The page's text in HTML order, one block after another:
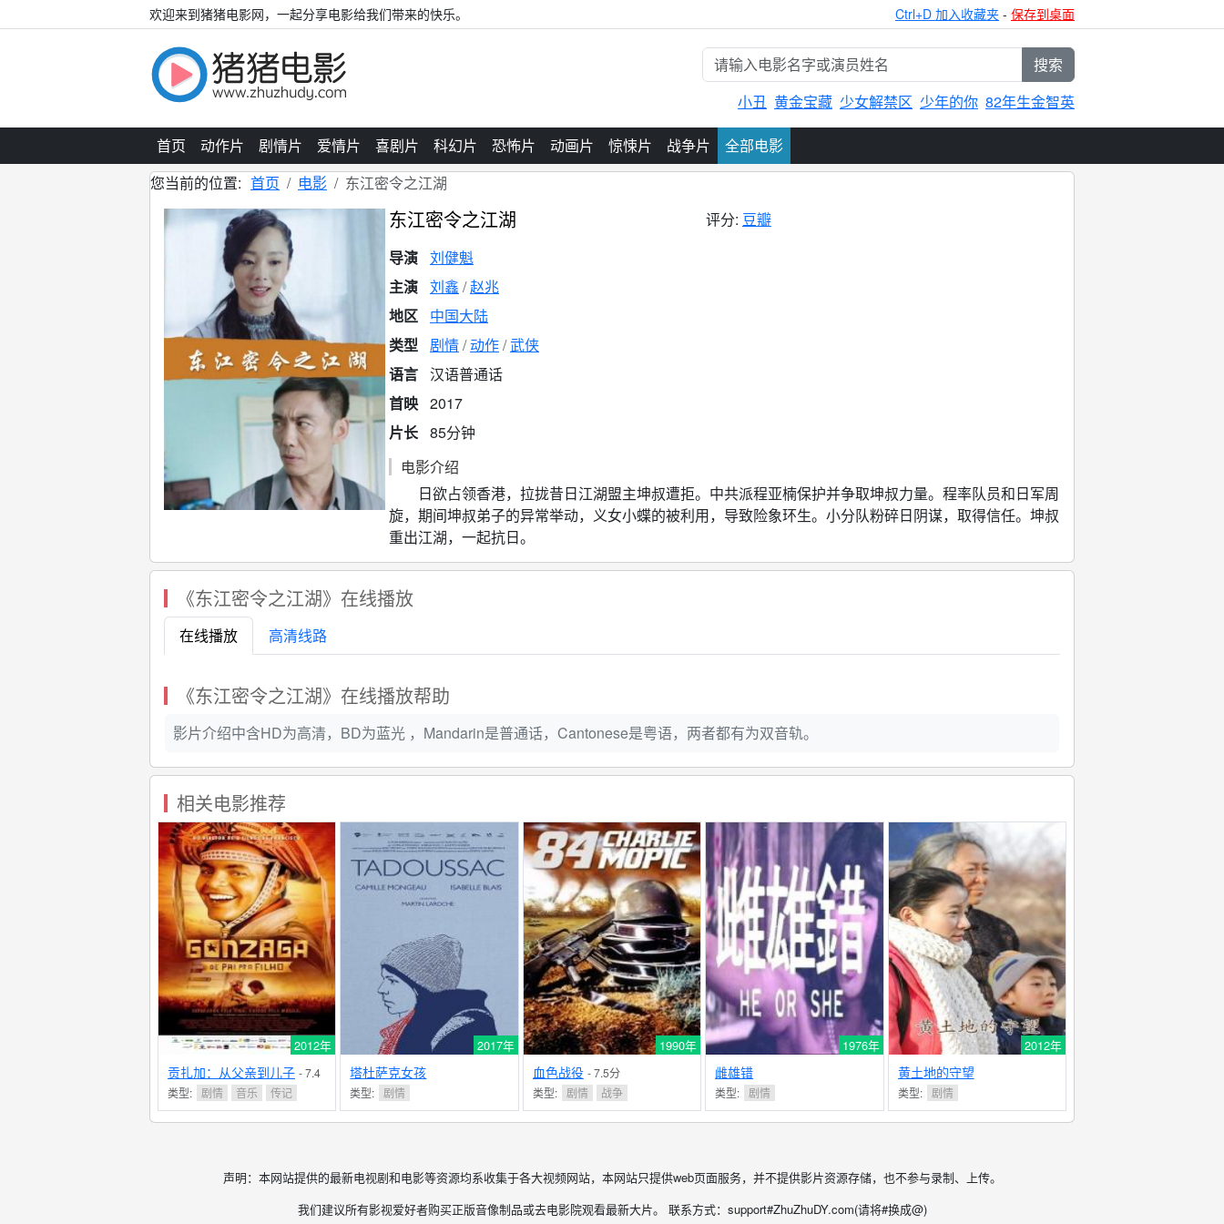
欢迎来到猪猪电影网，一起分享电影给我们带来的快乐。 Ctrl+D 加入收藏夹 - 保存到桌面
搜索
小丑 黄金宝藏 少女解禁区 少年的你 82年生金智英
首页 动作片 剧情片 爱情片 喜剧片 科幻片 恐怖片 动画片 惊悚片 战争片
全部电影
您当前的位置: 首页 电影 东江密令之江湖
东江密令之江湖 评分: 豆瓣
导演 刘健魁
主演 刘鑫 赵兆
地区
中国大陆
类型 剧情 动作 武侠
语言 汉语普通话
首映 2017
片长 85分钟
电影介绍
日欲占领香港，拉拢昔日江湖盟主坤叔遭拒。中共派程亚楠保护并争取坤叔力量。程率队员和日军周
旋，期间坤叔弟子的异常举动，义女小蝶的被利用，导致险象环生。小分队粉碎日阴谋，取得信任。坤叔
重出江湖，一起抗日。
《东江密令之江湖》在线播放
在线播放 高清线路
《东江密令之江湖》在线播放帮助
影片介绍中含HD为高清，BD为蓝光 ，Mandarin是普通话，Cantonese是粤语，两者都有为双音轨。
相关电影推荐
2012年
贡扎加：从父亲到儿子 - 7.4
分
类型: 剧情 音乐 传记
2017年
塔杜萨克女孩
类型: 剧情
1990年
血色战役 - 7.5分
类型:
剧情 战争
1976年
雌雄错
类型: 剧情
2012年
黄土地的守望
类型: 剧情
声明：本网站提供的最新电视剧和电影等资源均系收集于各大视频网站，本网站只提供web页面服务，并不提供影片资源存储，也不参与录制、上传。
我们建议所有影视爱好者购买正版音像制品或去电影院观看最新大片。 联系方式：support#ZhuZhuDY.com(请将#换成@)